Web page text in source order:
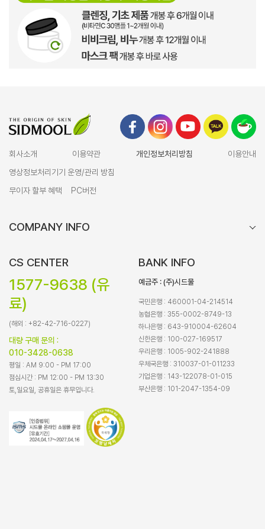
회사소개 이용약관 개인정보처리방침
이용안내
영상정보처리기기 운영/관리 방침
무이자 할부 혜택
PC버전
COMPANY INFO
CS CENTER
1577-9638 (유
료)
(해외 : +82-42-716-0227)
대량 구매 문의 :
010-3428-0638
평일 : AM 9:00 - PM 17:00
점심시간 : PM 12:00 - PM 13:30
토,일요일, 공휴일은 휴무입니다.
BANK INFO
예금주 : (주)시드물
국민은행 : 460001-04-214514
농협은행 : 355-0002-8749-13
하나은행 : 643-910004-62604
신한은행 : 100-027-169517
우리은행 : 1005-902-241888
우체국은행 : 310037-01-011233
기업은행 : 143-122078-01-015
부산은행 : 101-2047-1354-09